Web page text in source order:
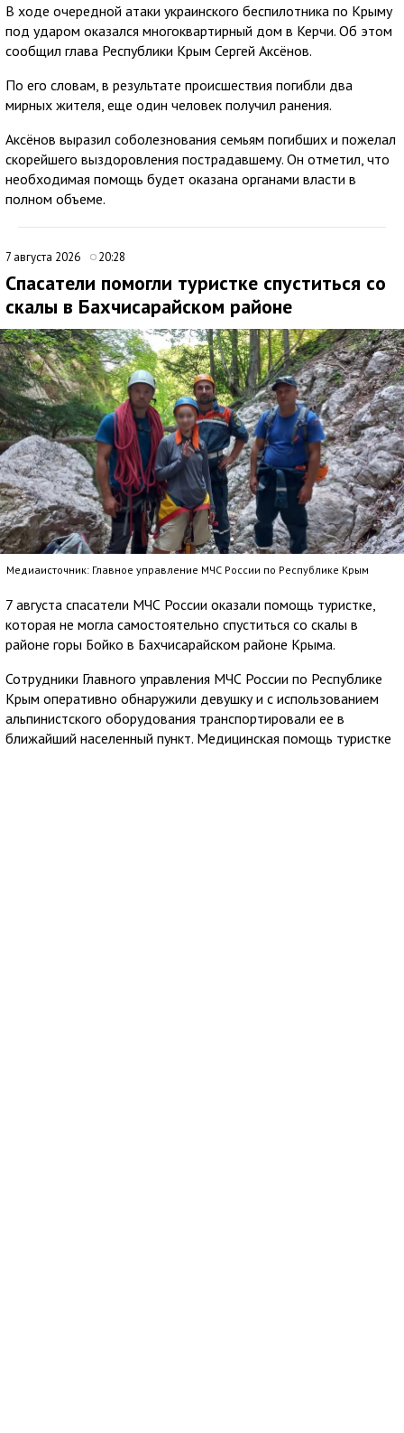
В ходе очередной атаки украинского беспилотника по Крыму
под ударом оказался многоквартирный дом в Керчи. Об этом
сообщил глава Республики Крым Сергей Аксёнов.
По его словам, в результате происшествия погибли два
мирных жителя, еще один человек получил ранения.
Аксёнов выразил соболезнования семьям погибших и пожелал
скорейшего выздоровления пострадавшему. Он отметил, что
необходимая помощь будет оказана органами власти в
полном объеме.
7 августа 2026 20:28
Спасатели помогли туристке спуститься со
скалы в Бахчисарайском районе
Медиаисточник: Главное управление МЧС России по Республике Крым
7 августа спасатели МЧС России оказали помощь туристке,
которая не могла самостоятельно спуститься со скалы в
районе горы Бойко в Бахчисарайском районе Крыма.
Сотрудники Главного управления МЧС России по Республике
Крым оперативно обнаружили девушку и с использованием
альпинистского оборудования транспортировали ее в
ближайший населенный пункт. Медицинская помощь туристке